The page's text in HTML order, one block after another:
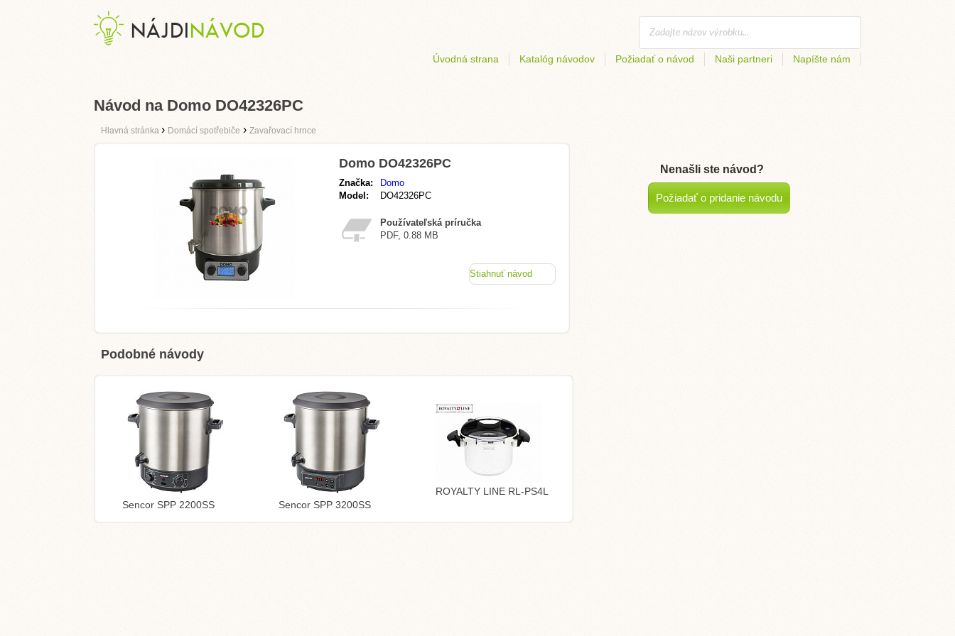
Úvodná strana Katalóg návodov Požiadať o návod Naši partneri Napíšte nám
Návod na Domo DO42326PC
Hlavná stránka › Domácí spotřebiče › Zavařovací hrnce
Domo DO42326PC
Značka:
Domo
Model:
DO42326PC
Používateľská príručka
PDF, 0.88 MB
Stiahnuť návod
Podobné návody
Sencor SPP 2200SS Sencor SPP 3200SS
ROYALTY LINE RL-PS4L
Nenašli ste návod?
Požiadať o pridanie návodu